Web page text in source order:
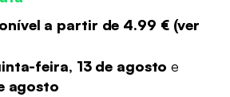
a partir de 4.99 €(ver
feira, 13 de agostoe
agosto